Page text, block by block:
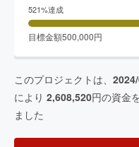
521%達成
目標金額500,000円
このプロジェクトは、
により 2,608,520円の資金
ました